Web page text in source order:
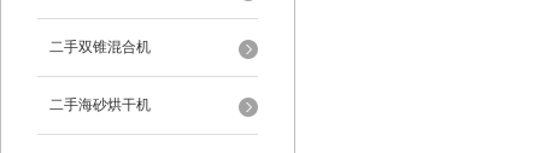
二手双锥混合机
二手海砂烘干机